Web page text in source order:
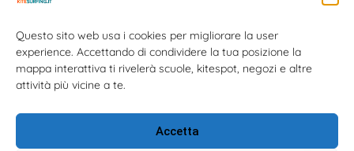
Questo sito web usa i cookies per migliorare la user
experience. Accettando di condividere la tua posizione la
mappa interattiva ti rivelerà scuole, kitespot, negozi e altre
attività più vicine a te.
Accetta
Cerca il tuo Usato